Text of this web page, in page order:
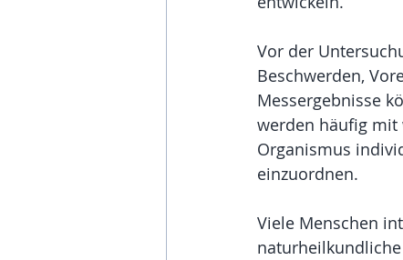
Vor der
Beschwerden,
Messergebnisse
werden häufig mit
Organismus
einzuordnen.
Viele Menschen